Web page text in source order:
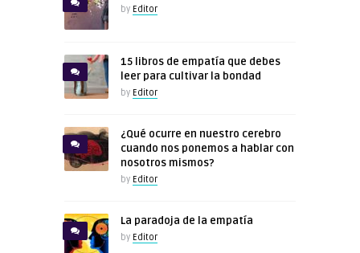
by Editor
15 libros de empatía que debes
leer para cultivar la bondad
by Editor
¿Qué ocurre en nuestro cerebro
cuando nos ponemos a hablar con
nosotros mismos?
by Editor
La paradoja de la empatía
by Editor